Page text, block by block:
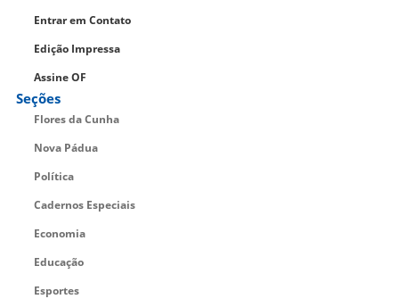
Entrar em Contato
Edição Impressa
Assine OF
Seções
Flores da Cunha
Nova Pádua
Política
Cadernos Especiais
Economia
Educação
Esportes